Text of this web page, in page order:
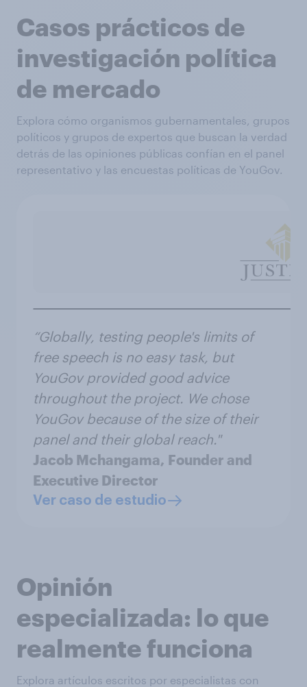
Casos prácticos de
investigación política
de mercado
Explora cómo organismos gubernamentales, grupos
políticos y grupos de expertos que buscan la verdad
detrás de las opiniones públicas confían en el panel
representativo y las encuestas políticas de YouGov.
“Globally, testing people's limits of
free speech is no easy task, but
YouGov provided good advice
throughout the project. We chose
YouGov because of the size of their
panel and their global reach."
Jacob Mchangama, Founder and
Executive Director
Ver caso de estudio
Opinión
especializada: lo que
realmente funciona
Explora artículos escritos por especialistas con